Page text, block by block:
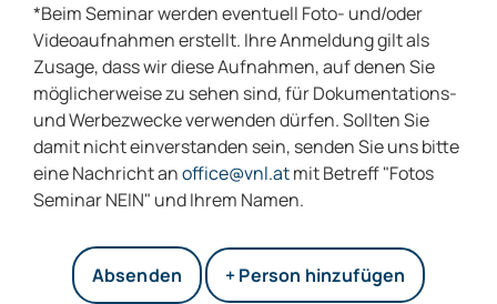
*Beim Seminar werden eventuell Foto- und/oder
Videoaufnahmen erstellt. Ihre Anmeldung gilt als
Zusage, dass wir diese Aufnahmen, auf denen Sie
möglicherweise zu sehen sind, für Dokumentations-
und Werbezwecke verwenden dürfen. Sollten Sie
damit nicht einverstanden sein, senden Sie uns bitte
eine Nachricht anoffice@vnl.atmit Betreff "Fotos
Seminar NEIN" und Ihrem Namen.
+ Person hinzufügen